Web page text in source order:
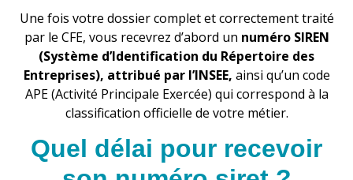
Une fois votre dossier complet et correctement traité
par le CFE, vous recevrez d’abord un numéro SIREN
(Système d’Identification du Répertoire des
Entreprises), attribué par l’INSEE, ainsi qu’un code
APE (Activité Principale Exercée) qui correspond à la
classification officielle de votre métier.
Quel délai pour recevoir